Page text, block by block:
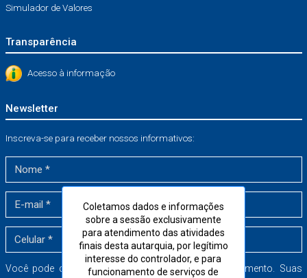
Simulador de Valores
Transparência
Acesso à informação
Newsletter
Inscreva-se para receber nossos informativos:
Você pode cancelar a sua inscrição a qualquer momento. Suas
Coletamos dados e informações
sobre a sessão exclusivamente
para atendimento das atividades
finais desta autarquia, por legítimo
interesse do controlador, e para
funcionamento de serviços de